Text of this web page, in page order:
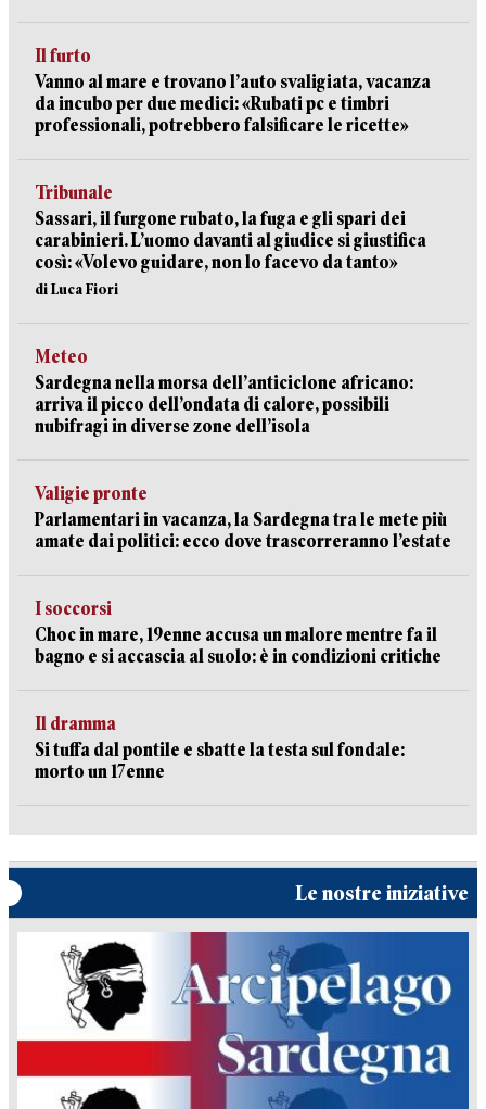
Il furto
Vanno al mare e trovano l’auto svaligiata, vacanza
da incubo per due medici: «Rubati pc e timbri
professionali, potrebbero falsificare le ricette»
Tribunale
Sassari, il furgone rubato, la fuga e gli spari dei
carabinieri. L’uomo davanti al giudice si giustifica
così: «Volevo guidare, non lo facevo da tanto»
di Luca Fiori
Meteo
Sardegna nella morsa dell’anticiclone africano:
arriva il picco dell’ondata di calore, possibili
nubifragi in diverse zone dell’isola
Valigie pronte
Parlamentari in vacanza, la Sardegna tra le mete più
amate dai politici: ecco dove trascorreranno l’estate
I soccorsi
Choc in mare, 19enne accusa un malore mentre fa il
bagno e si accascia al suolo: è in condizioni critiche
Il dramma
Si tuffa dal pontile e sbatte la testa sul fondale:
morto un 17enne
Le nostre iniziative